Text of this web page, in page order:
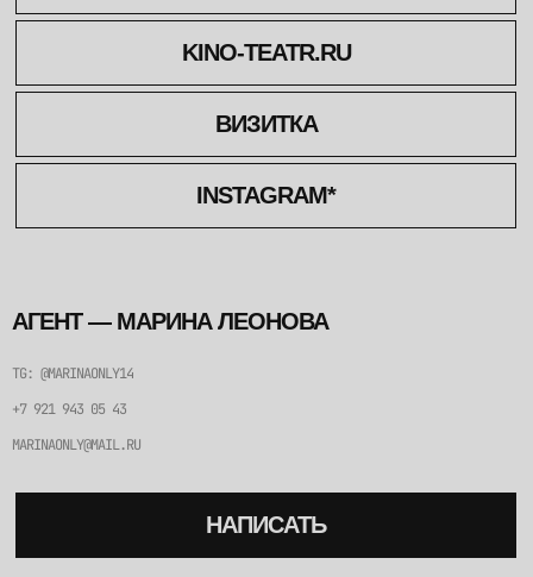
INSTAGRAM*
ВИЗИТКА
KINO-TEATR.RU
НАПИСАТЬ
MARINAONLY@MAIL.RU
+7 921 943 05 43
TG: @MARINAONLY14
АГЕНТ — МАРИНА ЛЕОНОВА